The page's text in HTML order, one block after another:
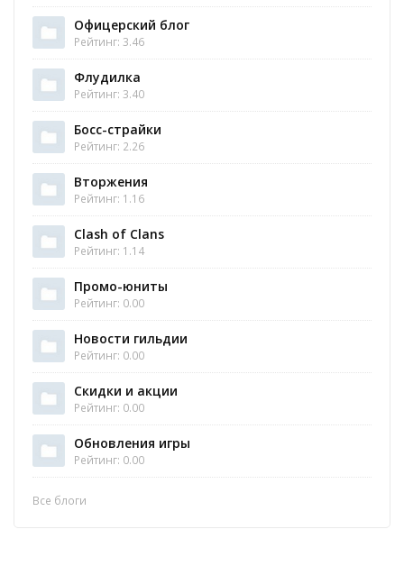
Офицерский блог
Рейтинг: 3.46
Флудилка
Рейтинг: 3.40
Босс-страйки
Рейтинг: 2.26
Вторжения
Рейтинг: 1.16
Clash of Clans
Рейтинг: 1.14
Промо-юниты
Рейтинг: 0.00
Новости гильдии
Рейтинг: 0.00
Скидки и акции
Рейтинг: 0.00
Обновления игры
Рейтинг: 0.00
Все блоги